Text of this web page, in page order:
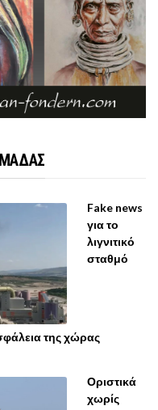
Fake news
για το
λιγνιτικό
σταθμό
της χώρας
Οριστικά
χωρίς